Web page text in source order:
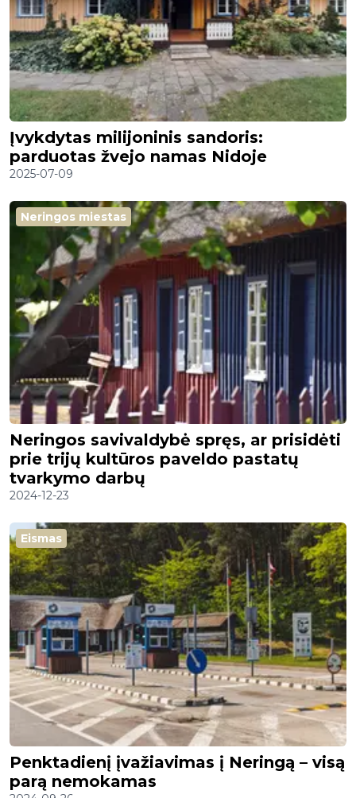
Įvykdytas milijoninis sandoris:
parduotas žvejo namas Nidoje
2025-07-09
Neringos miestas
Neringos savivaldybė spręs, ar prisidėti
prie trijų kultūros paveldo pastatų
tvarkymo darbų
2024-12-23
Eismas
Penktadienį įvažiavimas į Neringą – visą
parą nemokamas